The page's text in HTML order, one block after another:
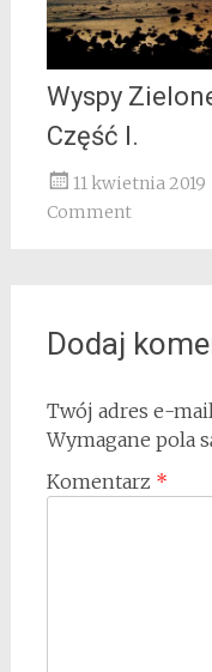
Wyspy
Część I.
11 kwietnia 2019
Comment
Dodaj
Twój adres e-
Wymagane pola
Komentarz *